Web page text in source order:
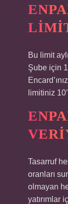
Bu limit
Şube için
limitiniz
Tasarruf
oranları
olmayan
yatırımlar